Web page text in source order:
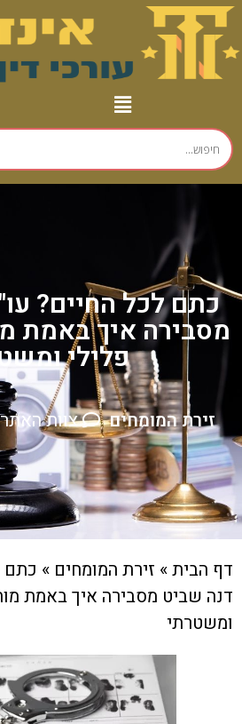
כתם לכל החיים?
מסבירה איך באמת
פלילי
זירת המומחים צוות האתר
דף הבית» זירת המומחים » כתם
דנה שביט מסבירה איך באמת
ומשטרתי